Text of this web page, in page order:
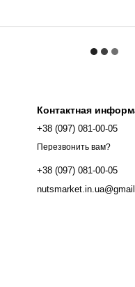
Контактная
+38 (097) 081-00-05
Перезвонить вам?
+38 (097) 081-00-05